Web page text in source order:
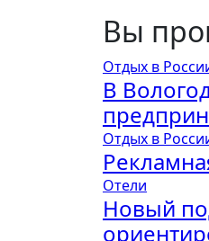
Вы
Отдых в
В
Отдых в
Отели
Новый